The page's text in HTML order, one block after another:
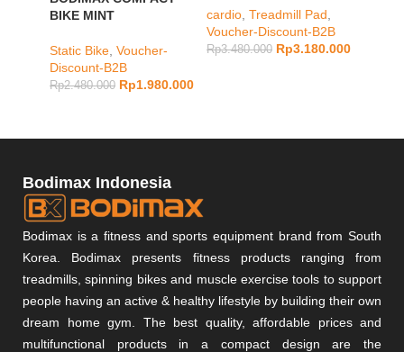
BIKE MINT
Static Bike Voucher-
Discount-B2B
Rp2.480.000 Rp1.980.000
cardio Treadmill Pad
Voucher-Discount-B2B
Rp3.480.000 Rp3.180.000
Bodimax Indonesia
Bodimax is a fitness and sports equipment brand from South
Korea. Bodimax presents fitness products ranging from
treadmills, spinning bikes and muscle exercise tools to support
people having an active & healthy lifestyle by building their own
dream home gym. The best quality, affordable prices and
multifunctional products in a compact design are the